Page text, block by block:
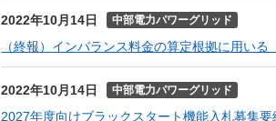
2022年10月14日 中部電力パワーグリッド
（終報）インバランス料金の算定根拠に用い
2022年10月14日 中部電力パワーグリッド
2027年度向けブラックスタート機能入札募集